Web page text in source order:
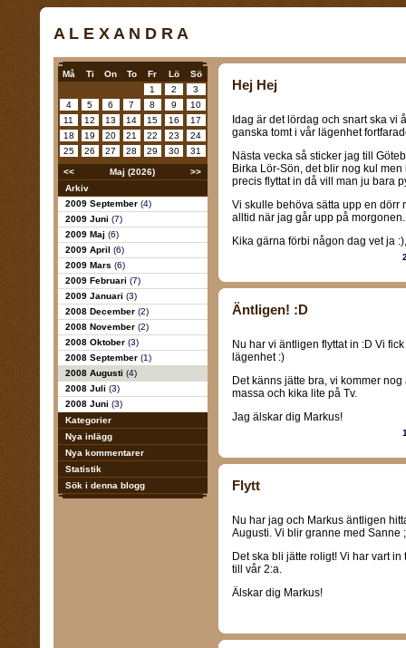
A L E X A N D R A
Må Ti On To Fr Lö
Sö
1
2
3
4
5 6 7 8 9
10
11
12 13 14 15 16
17
18
19 20 21 22 23
24
25
26 27 28 29 30 31
<< Maj (2026)
>>
Arkiv
2009 September (4)
2009 Juni (7)
2009 Maj (6)
2009 April (6)
2009 Mars (6)
2009 Februari (7)
2009 Januari (3)
2008 December (2)
2008 November (2)
2008 Oktober (3)
2008 September (1)
2008 Augusti (4)
2008 Juli (3)
2008 Juni (3)
Kategorier
Nya inlägg
Nya kommentarer
Statistik
Sök i denna blogg
Hej Hej
Idag är det lördag och snart ska vi
ganska tomt i vår lägenhet
Nästa vecka så sticker jag till
Birka Lör-Sön, det blir nog kul
precis flyttat in då vill man ju bara
Vi skulle behöva sätta upp en dörr
alltid när jag går upp på
Kika gärna förbi någon dag vet ja
Äntligen! :D
Nu har vi äntligen flyttat in :D Vi
lägenhet :)
Det känns jätte bra, vi kommer
massa och kika lite på Tv.
Jag älskar dig Markus!
Flytt
Nu har jag och Markus äntligen
Augusti. Vi blir granne med Sanne
Det ska bli jätte roligt! Vi har vart
till vår 2:a.
Älskar dig Markus!